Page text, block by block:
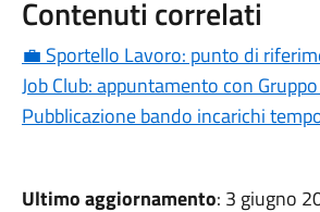
Contenuti correlati
💼 Sportello Lavoro: punto di
Job Club: appuntamento con
Pubblicazione bando incarichi
Ultimo aggiornamento: 3 giugno